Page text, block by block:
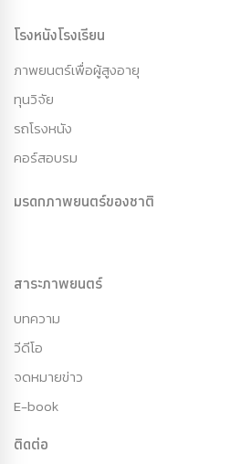
โรงหนังโรงเรียน
ภาพยนตร์เพื่อผู้สูงอายุ
ทุนวิจัย
รถโรงหนัง
คอร์สอบรม
มรดกภาพยนตร์ของชาติ
สาระภาพยนตร์
บทความ
วีดีโอ
จดหมายข่าว
E-book
ติดต่อ